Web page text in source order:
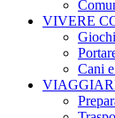
VIVERE
Cani